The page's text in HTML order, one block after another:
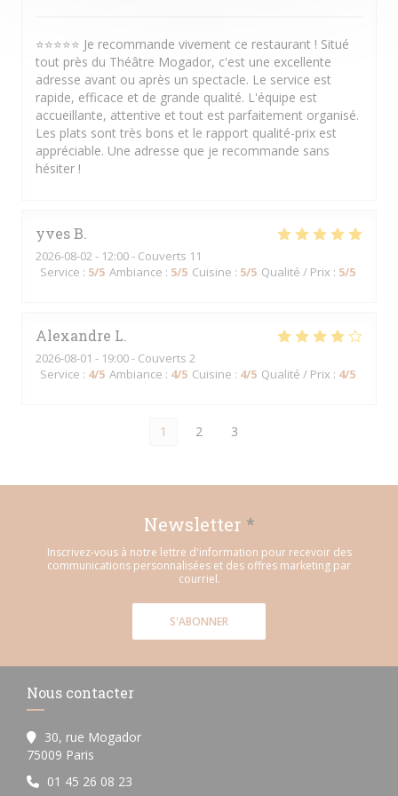
⭐⭐⭐⭐⭐ Je recommande vivement ce restaurant ! Situé
tout près du Théâtre Mogador, c'est une excellente
adresse avant ou après un spectacle. Le service est
rapide, efficace et de grande qualité. L'équipe est
accueillante, attentive et tout est parfaitement organisé.
Les plats sont très bons et le rapport qualité-prix est
appréciable. Une adresse que je recommande sans
hésiter !
yvesB
2026-08-02 - 12:00 - Couverts 11
Service : 5/5 Ambiance : 5/5 Cuisine : 5/5 Qualité / Prix : 5/5
Alexandre L
2026-08-01 - 19:00 - Couverts 2
Service : 4/5 Ambiance : 4/5 Cuisine : 4/5 Qualité / Prix : 4/5
1 2 3
Newsletter *
Inscrivez-vous à notre lettre d'information pour recevoir des
communications personnalisées et des offres marketing par
courriel.
S'ABONNER
Nous contacter
30, rue Mogador
75009 Paris
01 45 26 08 23